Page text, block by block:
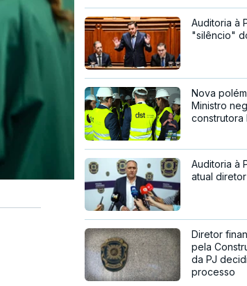
Auditoria à
"silêncio"
Nova
Ministro
construtora
Auditoria à
atual diretor
Diretor
pela
da PJ
processo